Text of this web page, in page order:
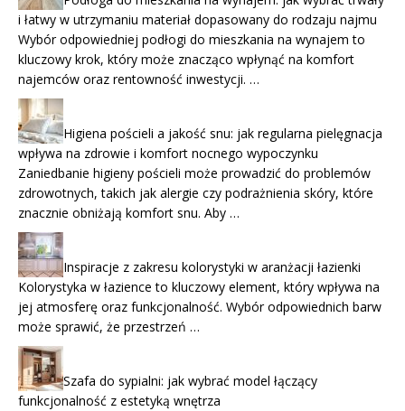
i łatwy w utrzymaniu materiał dopasowany do rodzaju najmu
Wybór odpowiedniej podłogi do mieszkania na wynajem to
kluczowy krok, który może znacząco wpłynąć na komfort
najemców oraz rentowność inwestycji. …
Higiena pościeli a jakość snu: jak regularna pielęgnacja
wpływa na zdrowie i komfort nocnego wypoczynku
Zaniedbanie higieny pościeli może prowadzić do problemów
zdrowotnych, takich jak alergie czy podrażnienia skóry, które
znacznie obniżają komfort snu. Aby …
Inspiracje z zakresu kolorystyki w aranżacji łazienki
Kolorystyka w łazience to kluczowy element, który wpływa na
jej atmosferę oraz funkcjonalność. Wybór odpowiednich barw
może sprawić, że przestrzeń …
Szafa do sypialni: jak wybrać model łączący
funkcjonalność z estetyką wnętrza